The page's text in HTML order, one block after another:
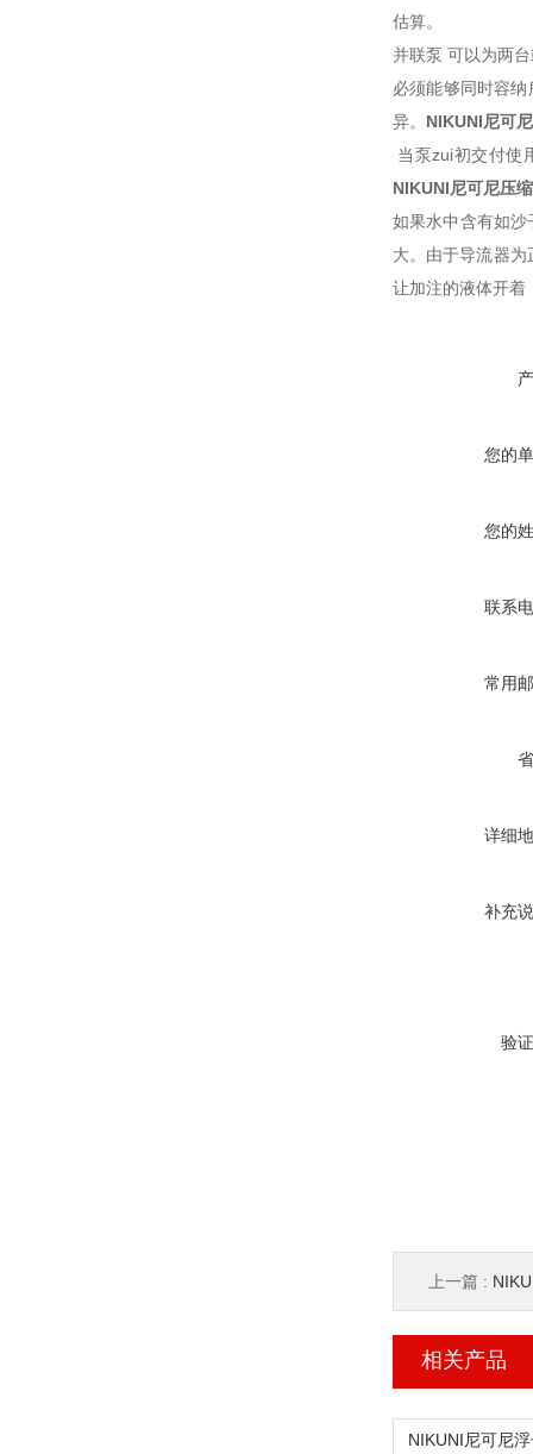
估算。
并联泵 可以为两
必须能够同时容
异。 NIKUNI尼可
当泵zui初交付使
NIKUNI尼可尼压
如果水中含有如
大。由于导流器
让加注的液体开着
您的
您的
联系
常用
详细
补充
验
上一篇 :
相关产品